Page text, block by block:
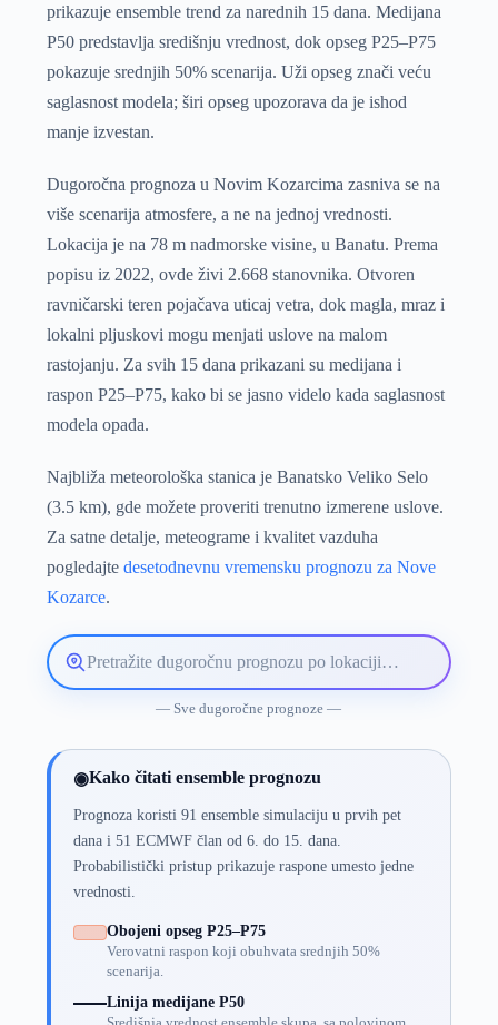
prikazuje ensemble trend za narednih 15 dana. Medijana
P50 predstavlja središnju vrednost, dok opseg P25–P75
pokazuje srednjih 50% scenarija. Uži opseg znači veću
saglasnost modela; širi opseg upozorava da je ishod
manje izvestan.
Dugoročna prognoza u Novim Kozarcima zasniva se na
više scenarija atmosfere, a ne na jednoj vrednosti.
Lokacija je na 78 m nadmorske visine, u Banatu. Prema
popisu iz 2022, ovde živi 2.668 stanovnika. Otvoren
ravničarski teren pojačava uticaj vetra, dok magla, mraz i
lokalni pljuskovi mogu menjati uslove na malom
rastojanju. Za svih 15 dana prikazani su medijana i
raspon P25–P75, kako bi se jasno videlo kada saglasnost
modela opada.
Najbliža meteorološka stanica je Banatsko Veliko Selo
(3.5 km), gde možete proveriti trenutno izmerene uslove.
Za satne detalje, meteograme i kvalitet vazduha
pogledajte desetodnevnu vremensku prognozu za Nove
Kozarce.
Pretražite
lokaciju
— Sve dugoročne prognoze —
◉Kako čitati ensemble prognozu
Prognoza koristi 91 ensemble simulaciju u prvih pet
dana i 51 ECMWF član od 6. do 15. dana.
Probabilistički pristup prikazuje raspone umesto jedne
vrednosti.
Obojeni opseg P25–P75
Verovatni raspon koji obuhvata srednjih 50%
scenarija.
Linija medijane P50